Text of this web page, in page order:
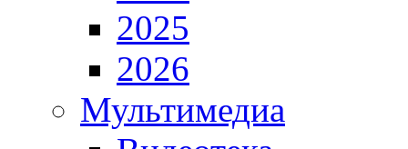
2025
2026
Мультимедиа